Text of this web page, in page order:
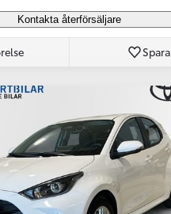
Kontakta återförsäljare
Spara